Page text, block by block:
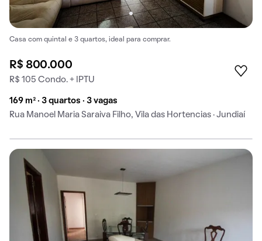
Casa com quintal e 3 quartos, ideal para comprar.
R$ 800.000
R$ 105 Condo. + IPTU
169 m² · 3 quartos · 3 vagas
Rua Manoel Maria Saraiva Filho, Vila das Hortencias · Jundiaí